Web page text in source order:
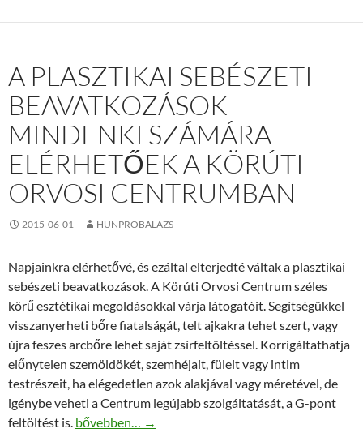
A PLASZTIKAI SEBÉSZETI
BEAVATKOZÁSOK
MINDENKI SZÁMÁRA
ELÉRHETŐEK A KÖRÚTI
ORVOSI CENTRUMBAN
2015-06-01 HUNPROBALAZS
Napjainkra elérhetővé, és ezáltal elterjedté váltak a plasztikai
sebészeti beavatkozások. A Körúti Orvosi Centrum széles
körű esztétikai megoldásokkal várja látogatóit. Segítségükkel
visszanyerheti bőre fiatalságát, telt ajkakra tehet szert, vagy
újra feszes arcbőre lehet saját zsírfeltöltéssel. Korrigáltathatja
előnytelen szemöldökét, szemhéjait, füleit vagy intim
testrészeit, ha elégedetlen azok alakjával vagy méretével, de
igénybe veheti a Centrum legújabb szolgáltatását, a G-pont
feltöltést is. A plasztikai sebészeti beavatkozások mindenki
bővebben… →